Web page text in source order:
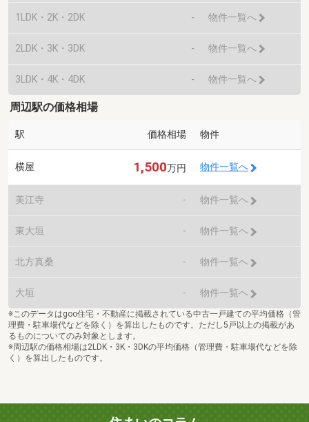
1LDK・2K・2DK - 物件一覧へ
2LDK・3K・3DK - 物件一覧へ
3LDK・4K・4DK - 物件一覧へ
周辺駅の価格相場
駅 価格相場 物件
横屋 1,500万円 物件一覧へ
美江寺 - 物件一覧へ
東大垣 - 物件一覧へ
北方真桑 - 物件一覧へ
大垣 - 物件一覧へ
※このデータはgoo住宅・不動産に掲載されている中古一戸建ての平均価格（管
理費・駐車場代などを除く）を算出したものです。ただし5戸以上の掲載があ
るものについてのみ対象とします。
※周辺駅の価格相場は2LDK・3K・3DKの平均価格（管理費・駐車場代などを除
く）を算出したものです。